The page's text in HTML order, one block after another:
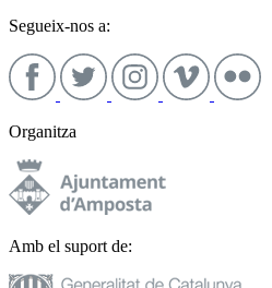
Segueix-nos a:
Organitza
Amb el suport de: